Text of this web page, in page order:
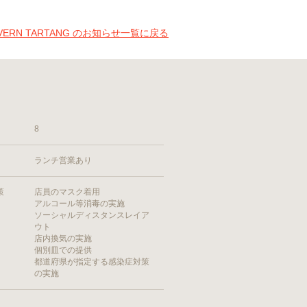
TARTANG のお知らせ一覧に戻る
8
ランチ営業あり
店員のマスク着用
アルコール等消毒の実施
ソーシャルディスタンスレイア
ウト
店内換気の実施
個別皿での提供
都道府県が指定する感染症対策
の実施